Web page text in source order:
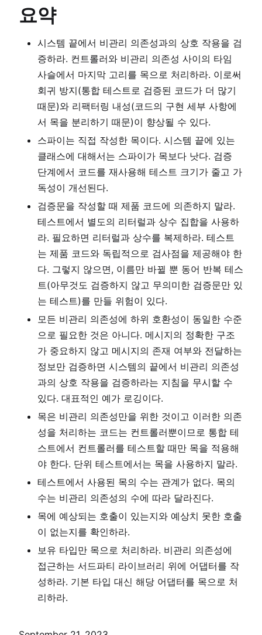
요약
시스템 끝에서 비관리 의존성과의 상호 작용을 검
증하라. 컨트롤러와 비관리 의존성 사이의 타임
사슬에서 마지막 고리를 목으로 처리하라. 이로써
회귀 방지(통합 테스트로 검증된 코드가 더 많기
때문)와 리팩터링 내성(코드의 구현 세부 사항에
서 목을 분리하기 때문)이 향상될 수 있다.
스파이는 직접 작성한 목이다. 시스템 끝에 있는
클래스에 대해서는 스파이가 목보다 낫다. 검증
단계에서 코드를 재사용해 테스트 크기가 줄고 가
독성이 개선된다.
검증문을 작성할 때 제품 코드에 의존하지 말라.
테스트에서 별도의 리터럴과 상수 집합을 사용하
라. 필요하면 리터럴과 상수를 복제하라. 테스트
는 제품 코드와 독립적으로 검사점을 제공해야 한
다. 그렇지 않으면, 이름만 바뀔 뿐 동어 반복 테스
트(아무것도 검증하지 않고 무의미한 검증문만 있
는 테스트)를 만들 위험이 있다.
모든 비관리 의존성에 하위 호환성이 동일한 수준
으로 필요한 것은 아니다. 메시지의 정확한 구조
가 중요하지 않고 메시지의 존재 여부와 전달하는
정보만 검증하면 시스템의 끝에서 비관리 의존성
과의 상호 작용을 검증하라는 지침을 무시할 수
있다. 대표적인 예가 로깅이다.
목은 비관리 의존성만을 위한 것이고 이러한 의존
성을 처리하는 코드는 컨트롤러뿐이므로 통합 테
스트에서 컨트롤러를 테스트할 때만 목을 적용해
야 한다. 단위 테스트에서는 목을 사용하지 말라.
테스트에서 사용된 목의 수는 관계가 없다. 목의
수는 비관리 의존성의 수에 따라 달라진다.
목에 예상되는 호출이 있는지와 예상치 못한 호출
이 없는지를 확인하라.
보유 타입만 목으로 처리하라. 비관리 의존성에
접근하는 서드파티 라이브러리 위에 어댑터를 작
성하라. 기본 타입 대신 해당 어댑터를 목으로 처
리하라.